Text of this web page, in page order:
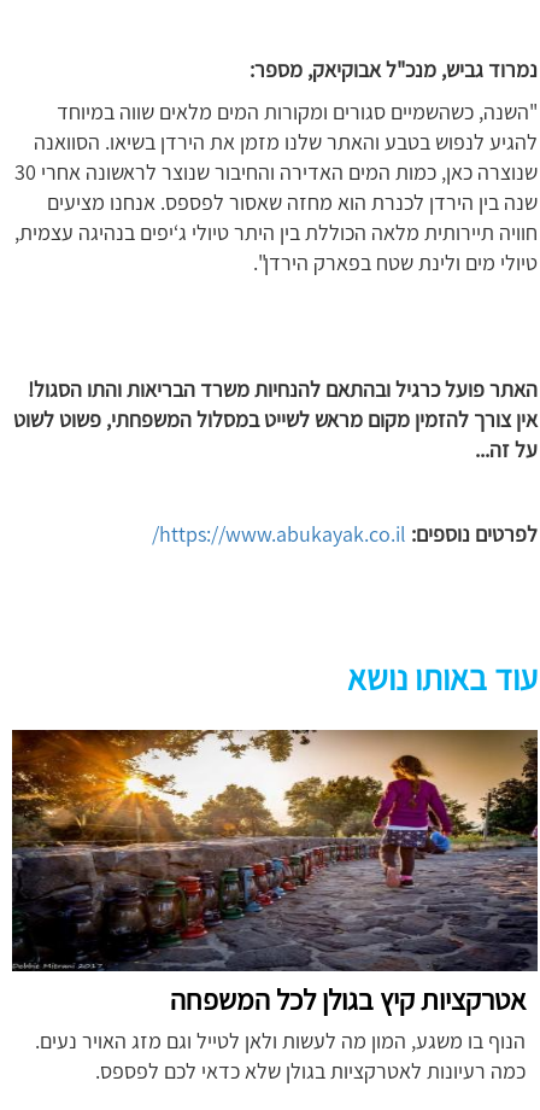
נמרוד גביש, מנכ"ל אבוקיאק, מספר:
"השנה, כשהשמיים סגורים ומקורות המים מלאים שווה במיוחד
להגיע לנפוש בטבע והאתר שלנו מזמן את הירדן בשיאו. הסוואנה
שנוצרה כאן, כמות המים האדירה והחיבור שנוצר לראשונה אחרי 30
שנה בין הירדן לכנרת הוא מחזה שאסור לפספס. אנחנו מציעים
חוויה תיירותית מלאה הכוללת בין היתר טיולי ג‘יפים בנהיגה עצמית,
טיולי מים ולינת שטח בפארק הירדן".
האתר פועל כרגיל ובהתאם להנחיות משרד הבריאות והתו הסגול!
אין צורך להזמין מקום מראש לשייט במסלול המשפחתי, פשוט לשוט
על זה...
לפרטים נוספים: https://www.abukayak.co.il/
עוד באותו נושא
אטרקציות קיץ בגולן לכל המשפחה
הנוף בו משגע, המון מה לעשות ולאן לטייל וגם מזג האויר נעים.
כמה רעיונות לאטרקציות בגולן שלא כדאי לכם לפספס.